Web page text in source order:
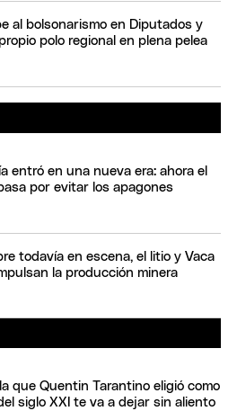
al bolsonarismo en Diputados y
polo regional en plena pelea
entró en una nueva era: ahora el
por evitar los apagones
todavía en escena, el litio y Vaca
la producción minera
que Quentin Tarantino eligió como
siglo XXI te va a dejar sin aliento